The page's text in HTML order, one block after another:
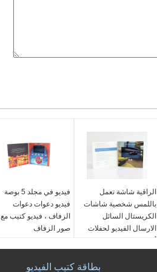
فيديو في مجلد 5 بوصة
فيديو دعوات دعوات
الزفاف ، فيديو كتيب مع
صور الزفاف
인쇄되지 않은مواد:
الراقية شاشة تعمل
باللمس شخصية شاشات
الكريستال السائل
الارسال الفيديو لحفلات
بطاقة كتيب الفيديو